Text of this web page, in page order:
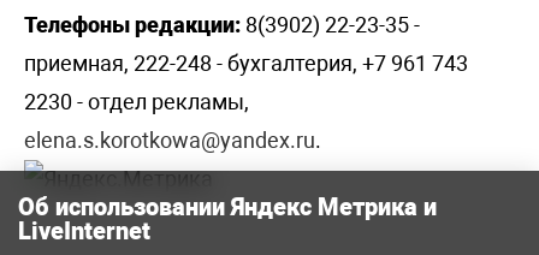
Телефоны редакции: 8(3902) 22-23-35 -
приемная, 222-248 - бухгалтерия, +7 961 743
2230 - отдел рекламы,
elena.s.korotkowa@yandex.ru.
Об использовании Яндекс Метрика и
LiveInternet